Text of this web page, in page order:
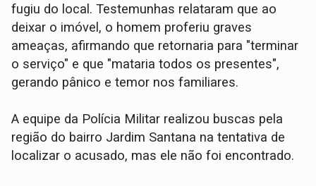
fugiu do local. Testemunhas relataram que ao
deixar o imóvel, o homem proferiu graves
ameaças, afirmando que retornaria para "terminar
o serviço" e que "mataria todos os presentes",
gerando pânico e temor nos familiares.
​A equipe da Polícia Militar realizou buscas pela
região do bairro Jardim Santana na tentativa de
localizar o acusado, mas ele não foi encontrado.